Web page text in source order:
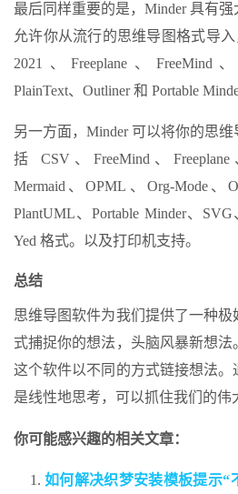
最后同样重要的是，Minder 具有
允许你从流行的思维导图格式导
2021、Freeplane、FreeMind
PlainText、Outliner 和 Portable
另一方面，Minder 可以将你的思
括 CSV、FreeMind、Freeplane
Mermaid、OPML、Org-Mode、
PlantUML、Portable Minder、
Yed 格式。以及打印机支持。
总结
思维导图软件为我们提供了一种
式捕捉你的想法，头脑风暴新想法
这个软件以不同的方式链接想法
是线性地思考，可以抓住我们的伟
你可能感兴趣的相关文章：
如何解决织梦安装模板提示“